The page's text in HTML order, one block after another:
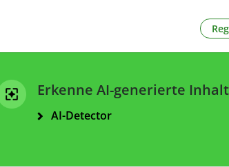
Erkenne AI-generierte
AI-Detector